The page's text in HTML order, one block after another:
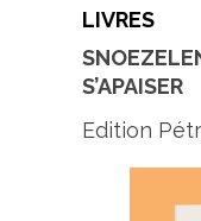
LIVRES
S’APAISER
Edition